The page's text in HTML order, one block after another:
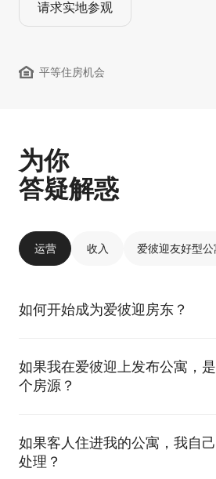
请求实地参观
平等住房机会
为你
答疑解惑
运营 收入 爱彼迎友好型公
如何开始成为爱彼迎房东？
如果我在爱彼迎上发布公寓，
个房源？
如果客人住进我的公寓，我自
处理？